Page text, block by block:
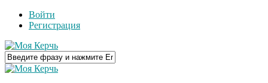
Войти
Регистрация